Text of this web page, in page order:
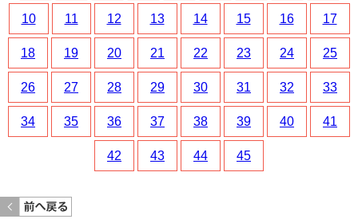
10 11 12 13 14 15 16 17
18 19 20 21 22 23 24 25
26 27 28 29 30 31 32 33
34 35 36 37 38 39 40 41
42 43 44 45